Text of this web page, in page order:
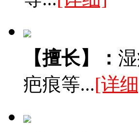
【擅长】：
疤痕等...[详